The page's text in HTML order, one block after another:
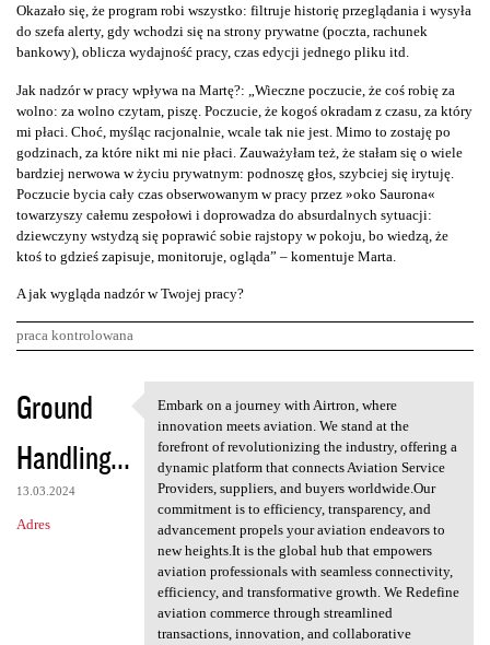
Okazało się, że program robi wszystko: filtruje historię przeglądania i wysyła
do szefa alerty, gdy wchodzi się na strony prywatne (poczta, rachunek
bankowy), oblicza wydajność pracy, czas edycji jednego pliku itd.
Jak nadzór w pracy wpływa na Martę?: „Wieczne poczucie, że coś robię za
wolno: za wolno czytam, piszę. Poczucie, że kogoś okradam z czasu, za który
mi płaci. Choć, myśląc racjonalnie, wcale tak nie jest. Mimo to zostaję po
godzinach, za które nikt mi nie płaci. Zauważyłam też, że stałam się o wiele
bardziej nerwowa w życiu prywatnym: podnoszę głos, szybciej się irytuję.
Poczucie bycia cały czas obserwowanym w pracy przez »oko Saurona«
towarzyszy całemu zespołowi i doprowadza do absurdalnych sytuacji:
dziewczyny wstydzą się poprawić sobie rajstopy w pokoju, bo wiedzą, że
ktoś to gdzieś zapisuje, monitoruje, ogląda” – komentuje Marta.
A jak wygląda nadzór w Twojej pracy?
praca kontrolowana
K
o
m
e
n
Ground
Handling...
13.03.2024
Adres
Embark on a journey with
Embark on a journey with Airtron, where
innovation meets aviation. We stand at the
forefront of revolutionizing the industry, offering a
dynamic platform that connects Aviation Service
Providers, suppliers, and buyers worldwide.Our
commitment is to efficiency, transparency, and
advancement propels your aviation endeavors to
new heights.It is the global hub that empowers
aviation professionals with seamless connectivity,
efficiency, and transformative growth. We Redefine
aviation commerce through streamlined
transactions, innovation, and collaborative